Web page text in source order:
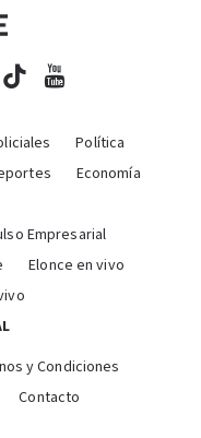
Política
Economía
Empresarial
Elonce en vivo
y Condiciones
Contacto